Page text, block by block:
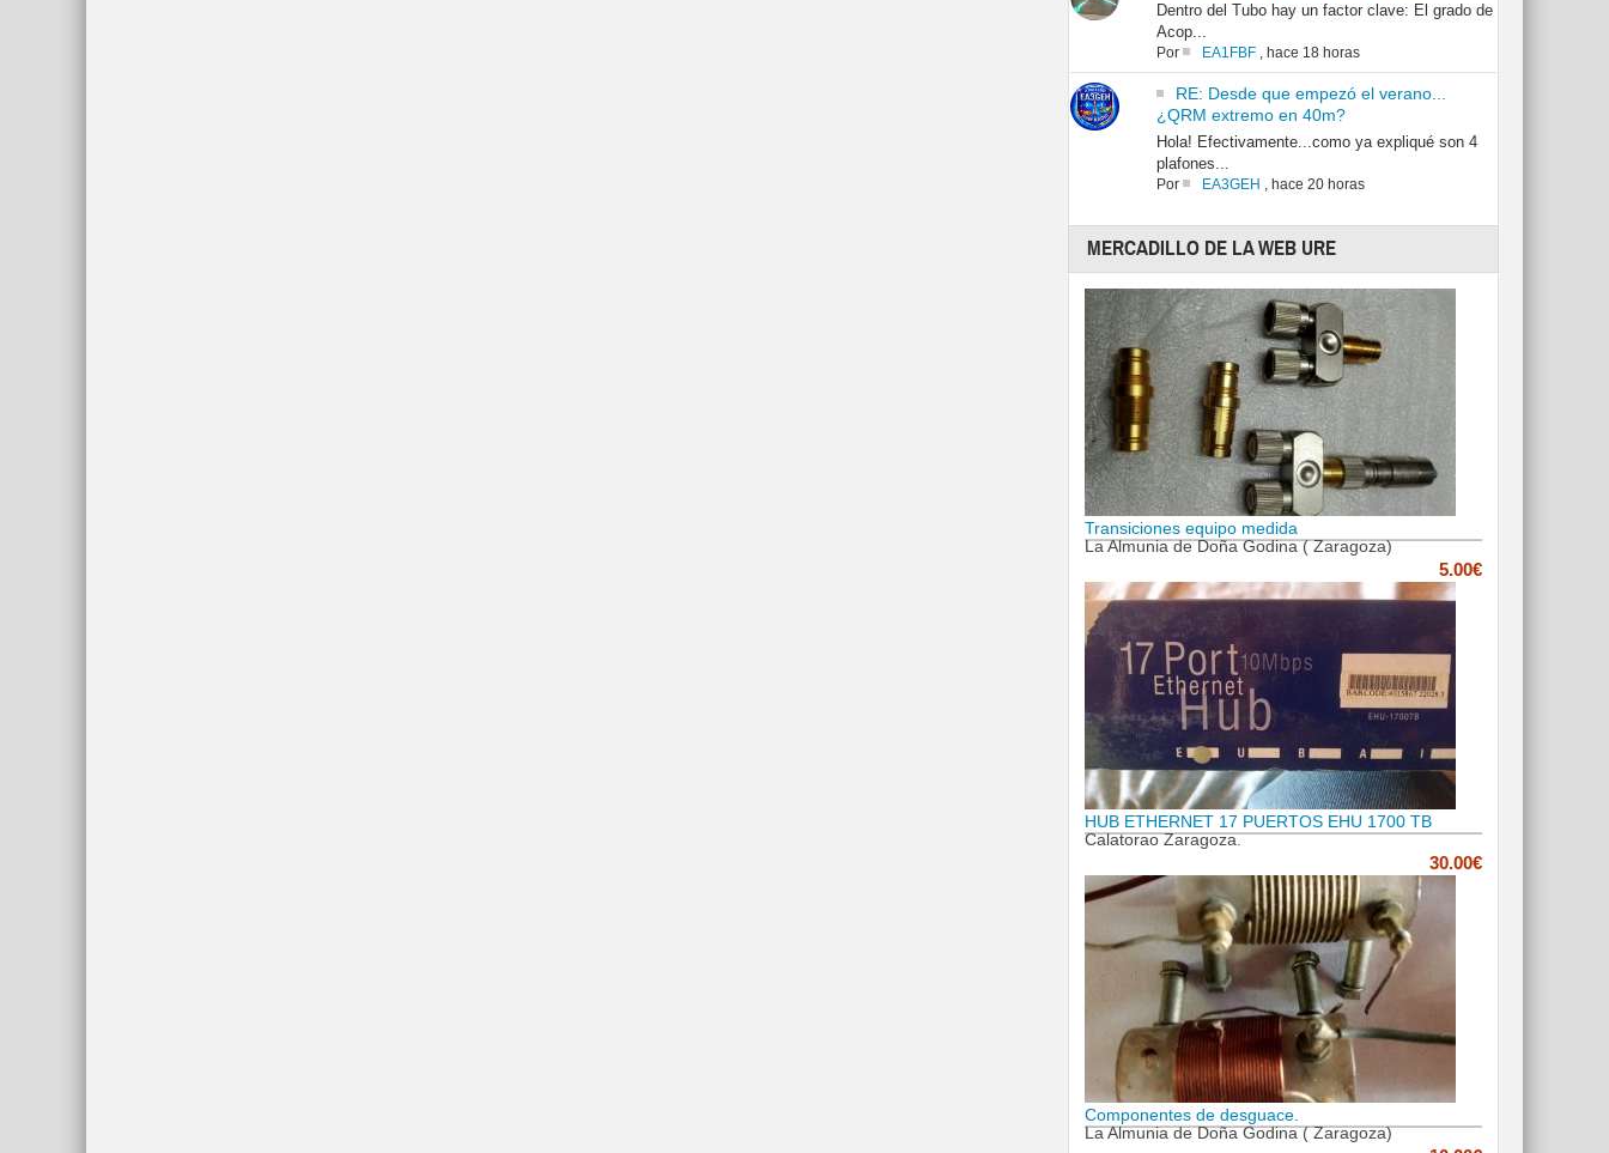
Dentro del Tubo hay un factor clave: El grado de
Acop...
Por EA1FBF, hace 18 horas
RE: Desde que empezó el verano...
¿QRM extremo en 40m?
Hola! Efectivamente...como ya expliqué son 4
plafones...
Por EA3GEH , hace 20 horas
MERCADILLO DE LA WEB URE
Transiciones equipo medida
La Almunia de Doña Godina ( Zaragoza)
5.00€
HUB ETHERNET 17 PUERTOS EHU 1700 TB
Calatorao Zaragoza.
30.00€
Componentes de desguace.
La Almunia de Doña Godina ( Zaragoza)